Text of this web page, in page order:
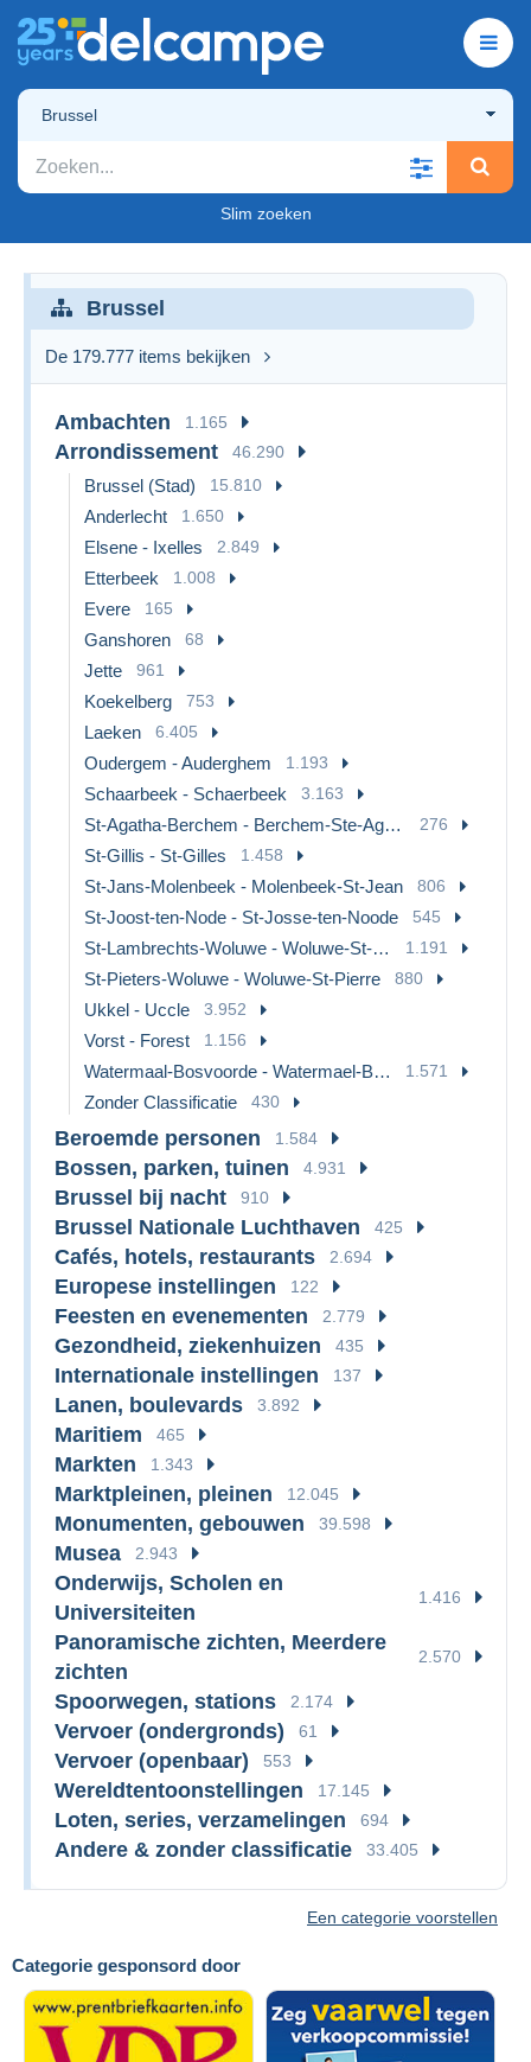
Brussel
Slim zoeken
Categorie gesponsord door
Brussel
De 179.777 items bekijken
Ambachten 1.165
Arrondissement 46.290
Brussel (Stad) 15.810
Anderlecht 1.650
Elsene - Ixelles 2.849
Etterbeek 1.008
Evere 165
Ganshoren 68
Jette 961
Koekelberg 753
Laeken 6.405
Oudergem - Auderghem 1.193
Schaarbeek - Schaerbeek 3.163
St-Agatha-Berchem - Berchem-Ste-Agathe 276
St-Gillis - St-Gilles 1.458
St-Jans-Molenbeek - Molenbeek-St-Jean 806
St-Joost-ten-Node - St-Josse-ten-Noode 545
St-Lambrechts-Woluwe - Woluwe-St-Lambert 1.191
St-Pieters-Woluwe - Woluwe-St-Pierre 880
Ukkel - Uccle 3.952
Vorst - Forest 1.156
Watermaal-Bosvoorde - Watermael-Boitsfort 1.571
Zonder Classificatie 430
Beroemde personen 1.584
Bossen, parken, tuinen 4.931
Brussel bij nacht 910
Brussel Nationale Luchthaven 425
Cafés, hotels, restaurants 2.694
Europese instellingen 122
Feesten en evenementen 2.779
Gezondheid, ziekenhuizen 435
Internationale instellingen 137
Lanen, boulevards 3.892
Maritiem 465
Markten 1.343
Marktpleinen, pleinen 12.045
Monumenten, gebouwen 39.598
Musea 2.943
Onderwijs, Scholen en
Universiteiten
1.416
Panoramische zichten, Meerdere
zichten
2.570
Spoorwegen, stations 2.174
Vervoer (ondergronds) 61
Vervoer (openbaar) 553
Wereldtentoonstellingen 17.145
Loten, series, verzamelingen 694
Andere & zonder classificatie 33.405
Een categorie voorstellen